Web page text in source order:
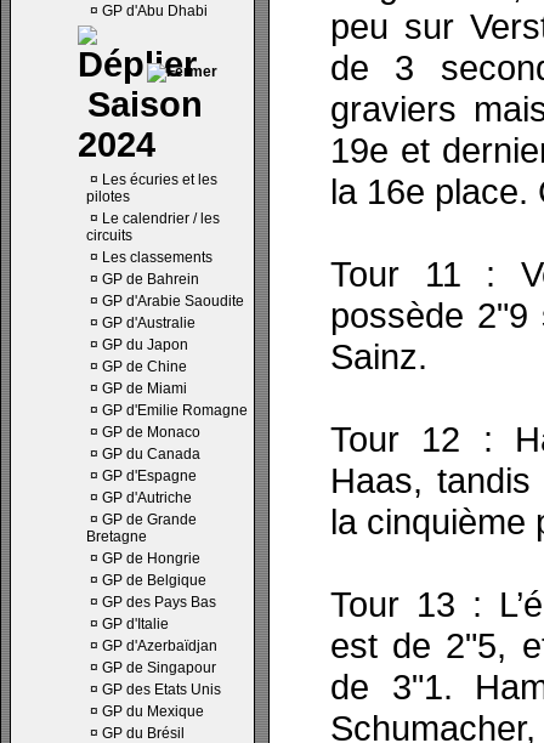
¤ GP d'Abu Dhabi
Saison
2024
¤ Les écuries et les
pilotes
¤ Le calendrier / les
circuits
¤ Les classements
¤ GP de Bahrein
¤ GP d'Arabie Saoudite
¤ GP d'Australie
¤ GP du Japon
¤ GP de Chine
¤ GP de Miami
¤ GP d'Emilie Romagne
¤ GP de Monaco
¤ GP du Canada
¤ GP d'Espagne
¤ GP d'Autriche
¤ GP de Grande
Bretagne
¤ GP de Hongrie
¤ GP de Belgique
¤ GP des Pays Bas
¤ GP d'Italie
¤ GP d'Azerbaïdjan
¤ GP de Singapour
¤ GP des Etats Unis
¤ GP du Mexique
¤ GP du Brésil
peu sur
de 3
graviers
19e et
la 16e place.
Tour 11 :
possède 2"9
Sainz.
Tour 12 :
Haas,
la cinquième
Tour 13 :
est de 2"5,
de 3"1.